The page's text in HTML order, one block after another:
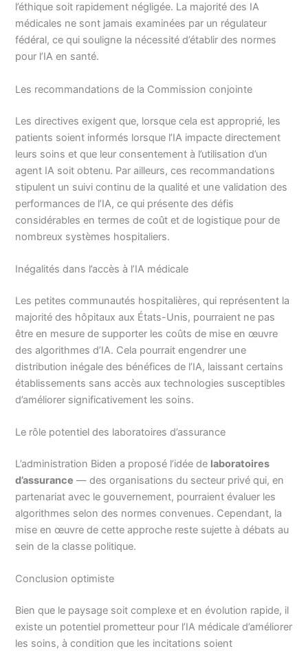
l’éthique soit rapidement négligée. La majorité des IA
médicales ne sont jamais examinées par un régulateur
fédéral, ce qui souligne la nécessité d’établir des normes
pour l’IA en santé.
Les recommandations de la Commission conjointe
Les directives exigent que, lorsque cela est approprié, les
patients soient informés lorsque l’IA impacte directement
leurs soins et que leur consentement à l’utilisation d’un
agent IA soit obtenu. Par ailleurs, ces recommandations
stipulent un suivi continu de la qualité et une validation des
performances de l’IA, ce qui présente des défis
considérables en termes de coût et de logistique pour de
nombreux systèmes hospitaliers.
Inégalités dans l’accès à l’IA médicale
Les petites communautés hospitalières, qui représentent la
majorité des hôpitaux aux États-Unis, pourraient ne pas
être en mesure de supporter les coûts de mise en œuvre
des algorithmes d’IA. Cela pourrait engendrer une
distribution inégale des bénéfices de l’IA, laissant certains
établissements sans accès aux technologies susceptibles
d’améliorer significativement les soins.
Le rôle potentiel des laboratoires d’assurance
L’administration Biden a proposé l’idée de laboratoires
d’assurance — des organisations du secteur privé qui, en
partenariat avec le gouvernement, pourraient évaluer les
algorithmes selon des normes convenues. Cependant, la
mise en œuvre de cette approche reste sujette à débats au
sein de la classe politique.
Conclusion optimiste
Bien que le paysage soit complexe et en évolution rapide, il
existe un potentiel prometteur pour l’IA médicale d’améliorer
les soins, à condition que les incitations soient